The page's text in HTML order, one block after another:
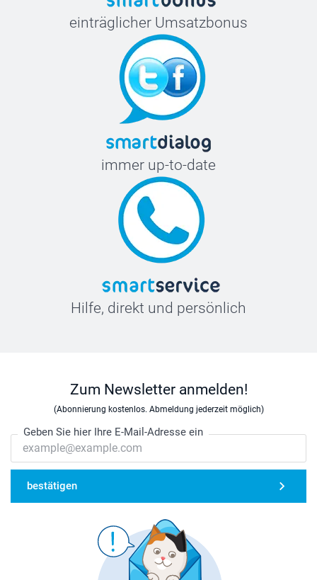
einträglicher Umsatzbonus
immer up-to-date
Hilfe, direkt und persönlich
Zum Newsletter anmelden!
(Abonnierung kostenlos. Abmeldung jederzeit möglich)
Geben Sie hier Ihre E-Mail-Adresse ein
bestätigen